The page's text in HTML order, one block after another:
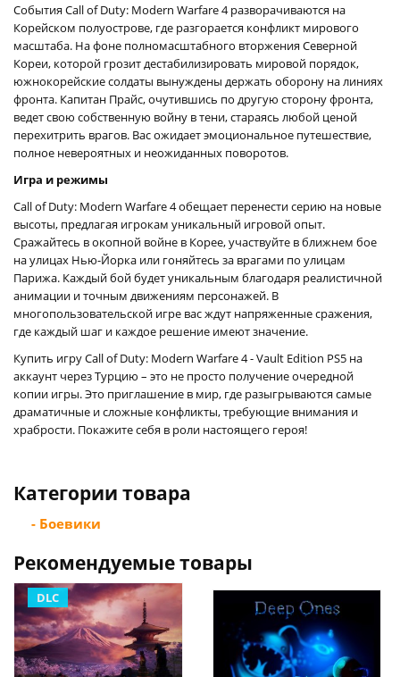
События Call of Duty: Modern Warfare 4 разворачиваются на
Корейском полуострове, где разгорается конфликт мирового
масштаба. На фоне полномасштабного вторжения Северной
Кореи, которой грозит дестабилизировать мировой порядок,
южнокорейские солдаты вынуждены держать оборону на линиях
фронта. Капитан Прайс, очутившись по другую сторону фронта,
ведет свою собственную войну в тени, стараясь любой ценой
перехитрить врагов. Вас ожидает эмоциональное путешествие,
полное невероятных и неожиданных поворотов.
Игра и режимы
Call of Duty: Modern Warfare 4 обещает перенести серию на новые
высоты, предлагая игрокам уникальный игровой опыт.
Сражайтесь в окопной войне в Корее, участвуйте в ближнем бое
на улицах Нью-Йорка или гоняйтесь за врагами по улицам
Парижа. Каждый бой будет уникальным благодаря реалистичной
анимации и точным движениям персонажей. В
многопользовательской игре вас ждут напряженные сражения,
где каждый шаг и каждое решение имеют значение.
Купить игру Call of Duty: Modern Warfare 4 - Vault Edition PS5 на
аккаунт через Турцию – это не просто получение очередной
копии игры. Это приглашение в мир, где разыгрываются самые
драматичные и сложные конфликты, требующие внимания и
храбрости. Покажите себя в роли настоящего героя!
Категории товара
- Боевики
Рекомендуемые товары
DLC